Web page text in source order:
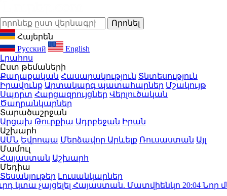
Հայերեն
Русский
English
Լրահոս
Ըստ թեմաների
Քաղաքական Հասարակություն Տնտեսություն
Իրավունք Արտակարգ պատահարներ Մշակույթ
Սպորտ Հարցազրույցներ Վերլուծական
Ծաղրանկարներ
Տարածաշրջան
Արցախ Թուրքիա Ադրբեջան Իրան
Աշխարհ
ԱՄՆ Եվրոպա Մերձավոր Արևելք Ռուսաստան Այլ
Մամուլ
Հայաստան Աշխարհ
Մեդիա
Տեսանյութեր Լուսանկարներ
չայցելել Հայաստան. Մատվիենկո20:04Նոր